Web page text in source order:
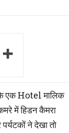
के एक Hotel मालिक
में हिडन कैमरा
ने देखा तो